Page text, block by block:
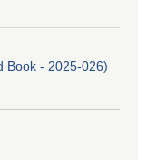
Book - 2025-026)